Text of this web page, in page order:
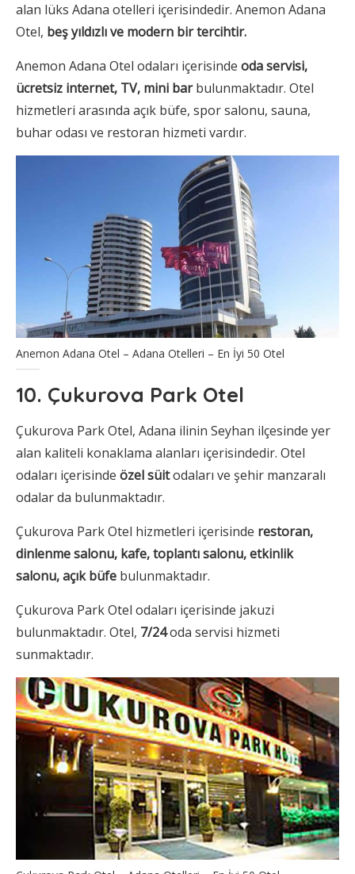
alan lüks Adana otelleri içerisindedir. Anemon Adana
Otel, beş yıldızlı ve modern bir tercihtir.
Anemon Adana Otel odaları içerisinde oda servisi,
ücretsiz internet, TV, mini barbulunmaktadır. Otel
hizmetleri arasında açık büfe, spor salonu, sauna,
buhar odası ve restoran hizmeti vardır.
Anemon Adana Otel – Adana Otelleri – En İyi 50 Otel
10. Çukurova Park Otel
Çukurova Park Otel, Adana ilinin Seyhan ilçesinde yer
alan kaliteli konaklama alanları içerisindedir. Otel
odaları içerisinde özel süitodaları ve şehir manzaralı
odalar da bulunmaktadır.
Çukurova Park Otel hizmetleri içerisinde restoran,
dinlenme salonu, kafe, toplantı salonu, etkinlik
salonu, açık büfe bulunmaktadır.
Çukurova Park Otel odaları içerisinde jakuzi
bulunmaktadır. Otel, 7/24oda servisi hizmeti
sunmaktadır.